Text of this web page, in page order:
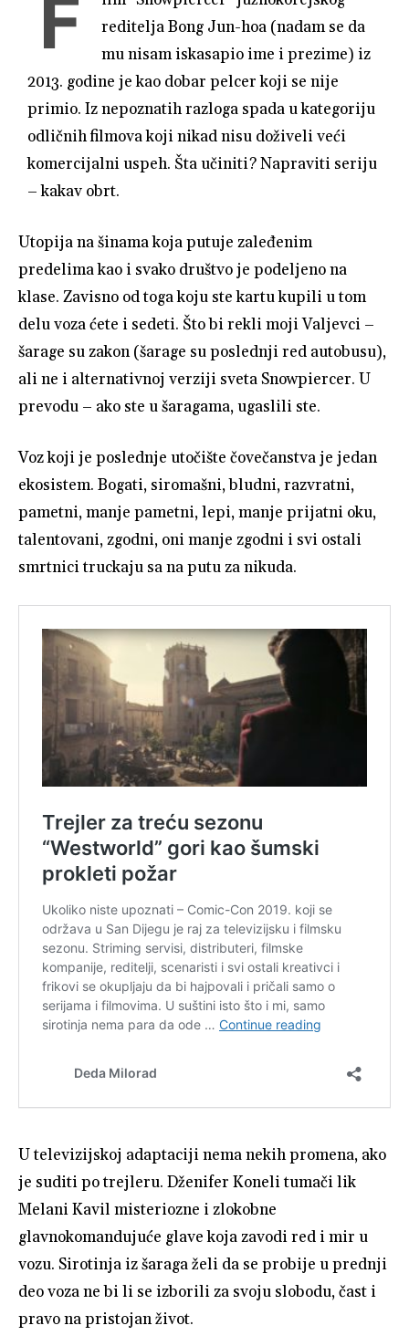
F
reditelja Bong Jun-hoa (nadam se da
mu nisam iskasapio ime i prezime) iz
2013. godine je kao dobar pelcer koji se nije
primio. Iz nepoznatih razloga spada u kategoriju
odličnih filmova koji nikad nisu doživeli veći
komercijalni uspeh. Šta učiniti? Napraviti seriju
– kakav obrt.
Utopija na šinama koja putuje zaleđenim
predelima kao i svako društvo je podeljeno na
klase. Zavisno od toga koju ste kartu kupili u tom
delu voza ćete i sedeti. Što bi rekli moji Valjevci –
šarage su zakon (šarage su poslednji red autobusu),
ali ne i alternativnoj verziji sveta Snowpiercer. U
prevodu – ako ste u šaragama, ugaslili ste.
Voz koji je poslednje utočište čovečanstva je jedan
ekosistem. Bogati, siromašni, bludni, razvratni,
pametni, manje pametni, lepi, manje prijatni oku,
talentovani, zgodni, oni manje zgodni i svi ostali
smrtnici truckaju sa na putu za nikuda.
U televizijskoj adaptaciji nema nekih promena, ako
je suditi po trejleru. Dženifer Koneli tumači lik
Melani Kavil misteriozne i zlokobne
glavnokomandujuće glave koja zavodi red i mir u
vozu. Sirotinja iz šaraga želi da se probije u prednji
deo voza ne bi li se izborili za svoju slobodu, čast i
pravo na pristojan život.